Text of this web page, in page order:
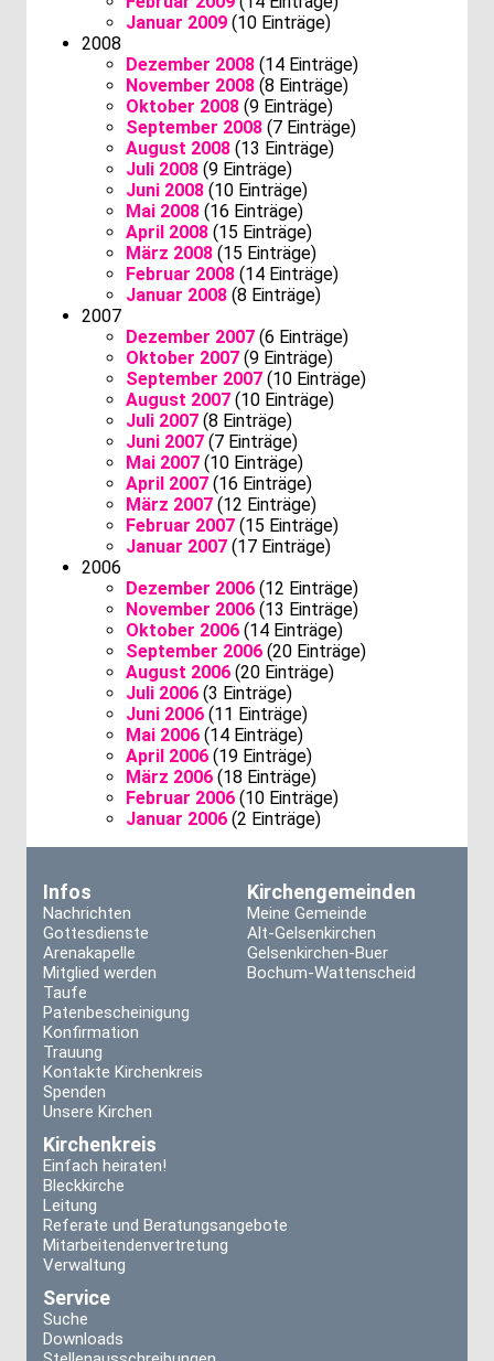
Januar 2009 (10 Einträge)
2008
Dezember 2008 (14 Einträge)
November 2008 (8 Einträge)
Oktober 2008 (9 Einträge)
September 2008 (7 Einträge)
August 2008 (13 Einträge)
Juli 2008 (9 Einträge)
Juni 2008 (10 Einträge)
Mai 2008 (16 Einträge)
April 2008 (15 Einträge)
März 2008 (15 Einträge)
Februar 2008 (14 Einträge)
Januar 2008 (8 Einträge)
2007
Dezember 2007 (6 Einträge)
Oktober 2007 (9 Einträge)
September 2007 (10 Einträge)
August 2007 (10 Einträge)
Juli 2007 (8 Einträge)
Juni 2007 (7 Einträge)
Mai 2007 (10 Einträge)
April 2007 (16 Einträge)
März 2007 (12 Einträge)
Februar 2007 (15 Einträge)
Januar 2007 (17 Einträge)
2006
Dezember 2006 (12 Einträge)
November 2006 (13 Einträge)
Oktober 2006 (14 Einträge)
September 2006 (20 Einträge)
August 2006 (20 Einträge)
Juli 2006 (3 Einträge)
Juni 2006 (11 Einträge)
Mai 2006 (14 Einträge)
April 2006 (19 Einträge)
März 2006 (18 Einträge)
Februar 2006 (10 Einträge)
Januar 2006 (2 Einträge)
Infos
Nachrichten
Gottesdienste
Arenakapelle
Mitglied werden
Taufe
Patenbescheinigung
Konfirmation
Trauung
Kontakte Kirchenkreis
Spenden
Unsere Kirchen
Kirchengemeinden
Meine Gemeinde
Alt-Gelsenkirchen
Gelsenkirchen-Buer
Bochum-Wattenscheid
Kirchenkreis
Einfach heiraten!
Bleckkirche
Leitung
Referate und Beratungsangebote
Mitarbeitendenvertretung
Verwaltung
Service
Suche
Downloads